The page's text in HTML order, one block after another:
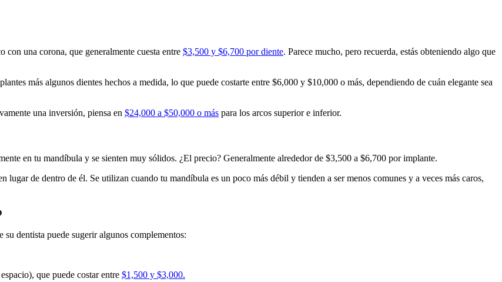
con una corona, que generalmente cuesta entre $3,500 y $6,700 por diente. Parece mucho, pero recuerda, estás obteniendo algo que
más algunos dientes hechos a medida, lo que puede costarte entre $6,000 y $10,000 o más, dependiendo de cuán elegante sea
una inversión, piensa en $24,000 a $50,000 o más para los arcos superior e inferior.
en tu mandíbula y se sienten muy sólidos. ¿El precio? Generalmente alrededor de $3,500 a $6,700 por implante.
lugar de dentro de él. Se utilizan cuando tu mandíbula es un poco más débil y tienden a ser menos comunes y a veces más caros,
dentista puede sugerir algunos complementos:
que puede costar entre $1,500 y $3,000.